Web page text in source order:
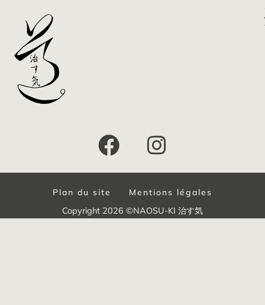
Plan du site
Mentions légales
Copyright 2026 ©NAOSU-KI 治す気